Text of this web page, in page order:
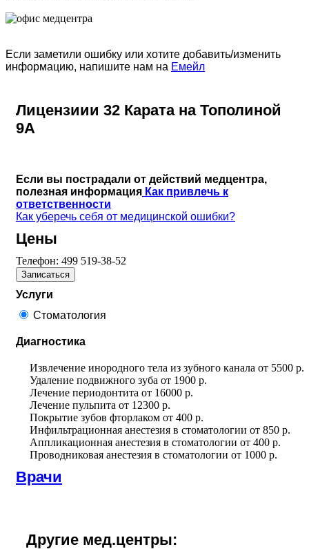
Если заметили ошибку или хотите добавить/изменить
информацию, напишите нам на Емейл
Лицензиии 32 Карата на Тополиной
9А
Если вы пострадали от действий медцентра,
полезная информация Как привлечь к
ответственности
Как уберечь себя от медицинской ошибки?
Цены
Телефон: 499 519-38-52
Записаться
Услуги
Стоматология
Диагностика
Извлечение инородного тела из зубного канала от 5500 р.
Удаление подвижного зуба от 1900 р.
Лечение периодонтита от 16000 р.
Лечение пульпита от 12300 р.
Покрытие зубов фторлаком от 400 р.
Инфильтрационная анестезия в стоматологии от 850 р.
Аппликационная анестезия в стоматологии от 400 р.
Проводниковая анестезия в стоматологии от 1000 р.
Врачи
Другие мед.центры: